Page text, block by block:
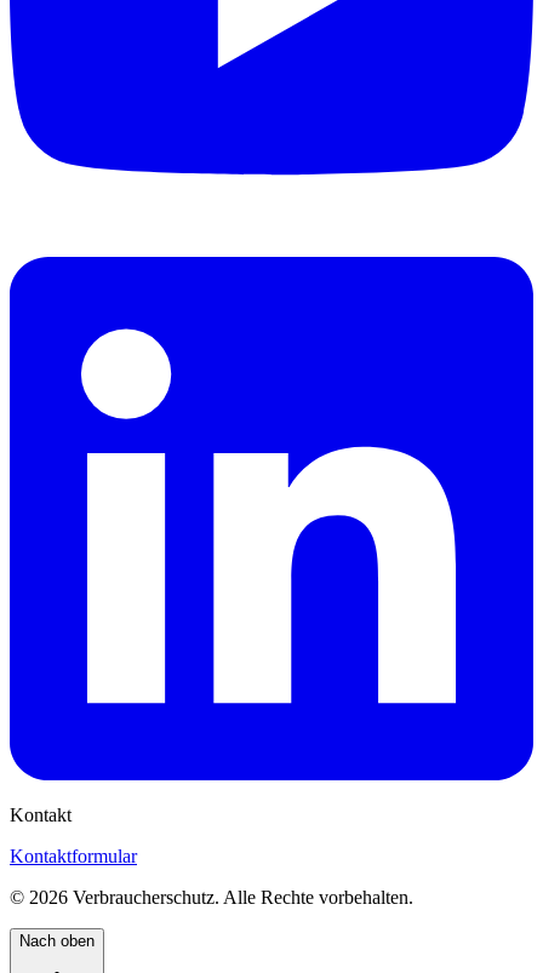
Kontakt
Kontaktformular
© 2026 Verbraucherschutz. Alle Rechte vorbehalten.
Nach oben